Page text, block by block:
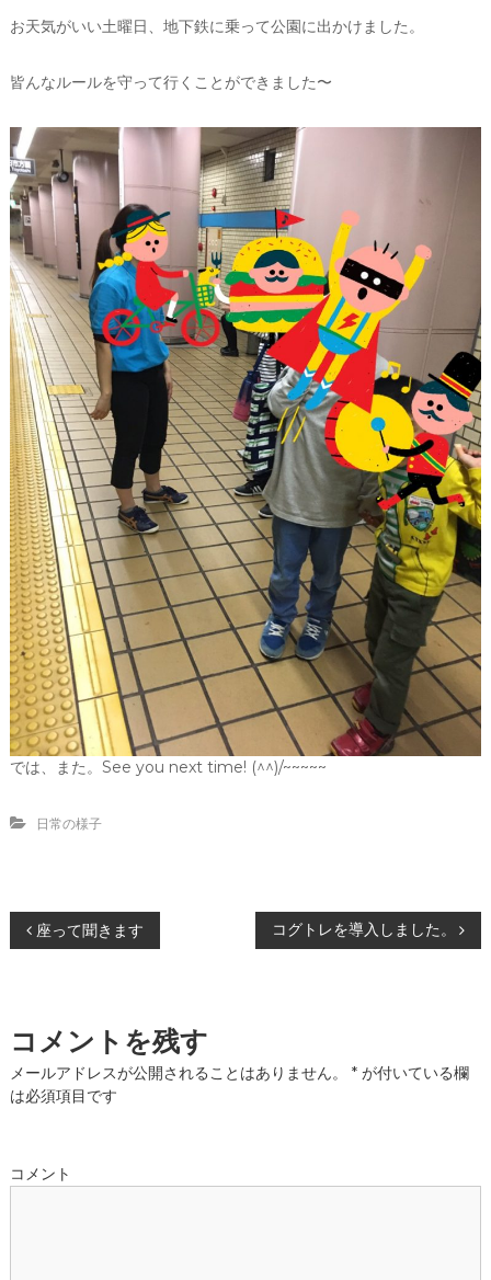
お天気がいい土曜日、地下鉄に乗って公園に出かけました。
皆んなルールを守って行くことができました〜
では、また。See you next time! (^^)/~~~~~
日常の様子
投
ナ
ビ
ー
座って聞きます コグトレを導入しました。
コメントを残す
メールアドレスが公開されることはありません。 *が付いている欄
は必須項目です
コメント